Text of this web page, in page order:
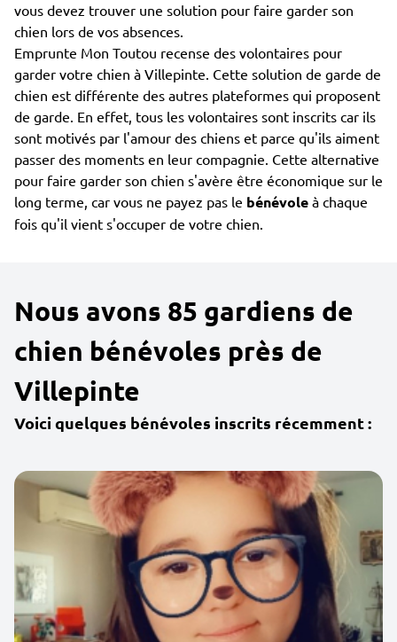
vous devez trouver une solution pour faire garder son
chien lors de vos absences.
Emprunte Mon Toutou recense des volontaires pour
garder votre chien à Villepinte. Cette solution de garde de
chien est différente des autres plateformes qui proposent
de garde. En effet, tous les volontaires sont inscrits car ils
sont motivés par l'amour des chiens et parce qu'ils aiment
passer des moments en leur compagnie. Cette alternative
pour faire garder son chien s'avère être économique sur le
long terme, car vous ne payez pas le bénévole à chaque
fois qu'il vient s'occuper de votre chien.
Nous avons 85 gardiens de
chien bénévoles près de
Villepinte
Voici quelques bénévoles inscrits récemment :